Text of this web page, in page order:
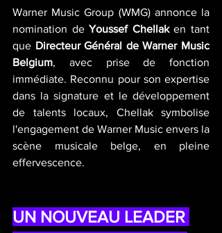
Warner Music Group (WMG) annonce la
nomination de Youssef Chellak en tant
que Directeur Général de Warner Music
Belgium, avec prise de fonction
immédiate. Reconnu pour son expertise
dans la signature et le développement
de talents locaux, Chellak symbolise
l'engagement de Warner Music envers la
scène musicale belge, en pleine
effervescence.
UN NOUVEAU LEADER